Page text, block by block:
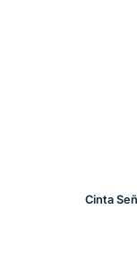
Cinta